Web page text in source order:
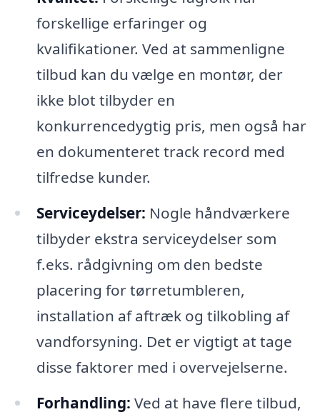
forskellige erfaringer og
kvalifikationer. Ved at sammenligne
tilbud kan du vælge en montør, der
ikke blot tilbyder en
konkurrencedygtig pris, men også har
en dokumenteret track record med
tilfredse kunder.
Serviceydelser: Nogle håndværkere
tilbyder ekstra serviceydelser som
f.eks. rådgivning om den bedste
placering for tørretumbleren,
installation af aftræk og tilkobling af
vandforsyning. Det er vigtigt at tage
disse faktorer med i overvejelserne.
Forhandling: Ved at have flere tilbud,